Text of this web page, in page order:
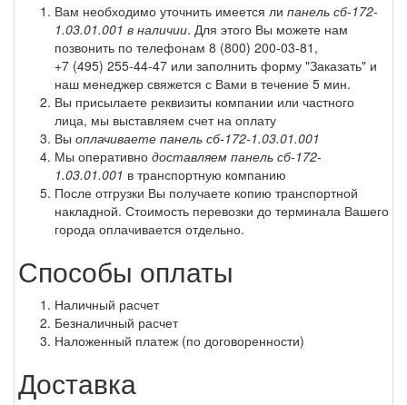
Вам необходимо уточнить имеется ли панель сб-172-
1.03.01.001 в наличии. Для этого Вы можете нам
позвонить по телефонам 8 (800) 200-03-81 ,
+7 (495) 255-44-47 или заполнить форму "Заказать" и
наш менеджер свяжется с Вами в течение 5 мин.
Вы присылаете реквизиты компании или частного
лица, мы выставляем счет на оплату
Вы оплачиваете панель сб-172-1.03.01.001
Мы оперативно доставляем панель сб-172-
1.03.01.001 в транспортную компанию
После отгрузки Вы получаете копию транспортной
накладной. Стоимость перевозки до терминала Вашего
города оплачивается отдельно.
Способы оплаты
Наличный расчет
Безналичный расчет
Наложенный платеж (по договоренности)
Доставка